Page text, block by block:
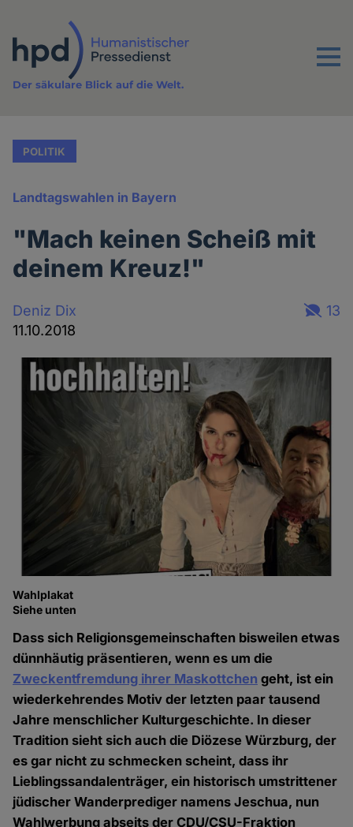
Inhalt
Menu
Der säkulare Blick auf die Welt.
POLITIK
Landtagswahlen in Bayern
"Mach keinen Scheiß mit
deinem Kreuz!"
Deniz Dix
11.10.2018
13
Wahlplakat
Siehe unten
Dass sich Religionsgemeinschaften bisweilen etwas
dünnhäutig präsentieren, wenn es um die
Zweckentfremdung ihrer Maskottchen geht, ist ein
wiederkehrendes Motiv der letzten paar tausend
Jahre menschlicher Kulturgeschichte. In dieser
Tradition sieht sich auch die Diözese Würzburg, der
es gar nicht zu schmecken scheint, dass ihr
Lieblingssandalenträger, ein historisch umstrittener
jüdischer Wanderprediger namens Jeschua, nun
Wahlwerbung abseits der CDU/CSU-Fraktion